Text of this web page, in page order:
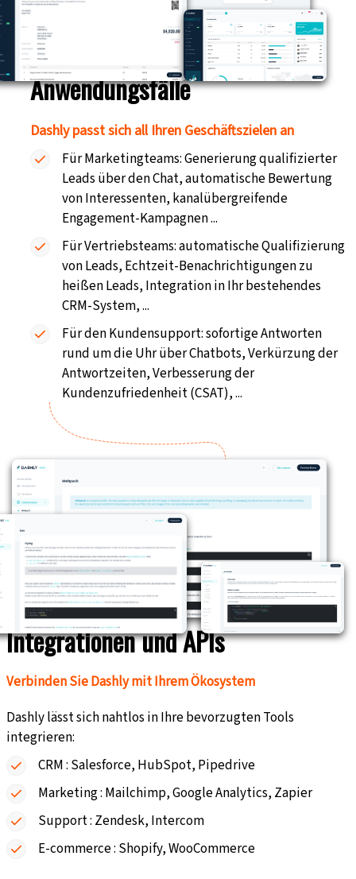
Anwendungsfälle
Dashly passt sich all Ihren Geschäftszielen an
Für Marketingteams:Generierung qualifizierter
Leads über den Chat, automatische Bewertung
von Interessenten, kanalübergreifende
Engagement-Kampagnen ...
Für Vertriebsteams:automatische Qualifizierung
von Leads, Echtzeit-Benachrichtigungen zu
heißen Leads, Integration in Ihr bestehendes
CRM-System, ...
Für den Kundensupport:sofortige Antworten
rund um die Uhr über Chatbots, Verkürzung der
Antwortzeiten, Verbesserung der
Kundenzufriedenheit (CSAT), ...
Integrationen und APIs
Verbinden Sie Dashly mit Ihrem Ökosystem
Dashly lässt sich nahtlos in Ihre bevorzugten Tools
integrieren:
CRM: Salesforce, HubSpot, Pipedrive
Marketing: Mailchimp, Google Analytics, Zapier
Support: Zendesk, Intercom
E-commerce: Shopify, WooCommerce